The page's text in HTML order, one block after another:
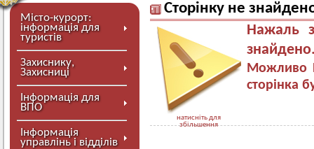
Місто-курорт:
інформація для
туристів
Захиснику,
Захисниці
Інформація для
ВПО
Інформація
управлінь і відділів
Сторінку не
натисніть для
збільшення
Нажаль
Можливо
сторінка